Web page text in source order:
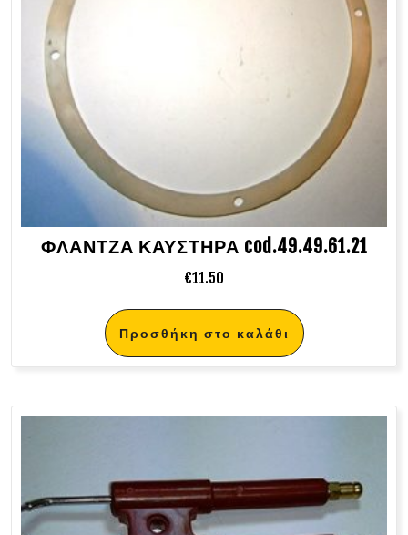
ΦΛΑΝΤΖΑ ΚΑΥΣΤΗΡΑ cod.49.49.61.21
€11.50
Προσθήκη στο καλάθι